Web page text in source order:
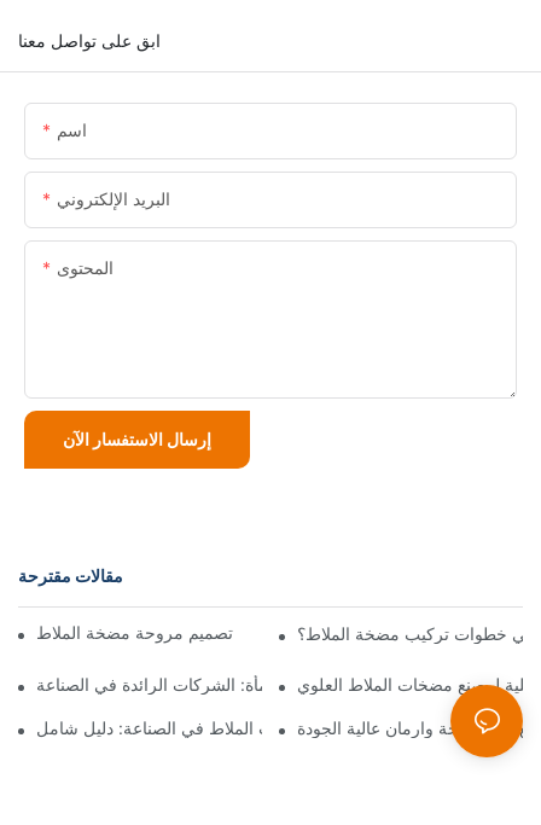
ابق على تواصل معنا
اسم
البريد الإلكتروني
المحتوى
إرسال الاستفسار الآن
مقالات مقترحة
تعظيم الأداء: نظرة متعمقة على تصميم مروحة مضخة الملاط
هي خطوات تركيب مضخة الملاط؟
أفضل مصنعي مضخات الحمأة: الشركات الرائدة في الصناعة
لمصنع مضخات الملاط العلوي
أفضل موردي مضخات الملاط في الصناعة: دليل شاملغيار مضخة وارمان عالية الجودة